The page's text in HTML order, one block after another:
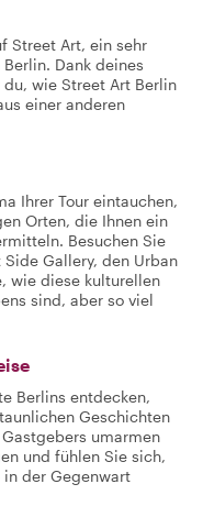
Street Art, ein sehr
Dank deines
wie Street Art Berlin
einer anderen
Ihrer Tour eintauchen,
Orten, die Ihnen ein
Besuchen Sie
Gallery, den Urban
wie diese kulturellen
sind, aber so viel
Berlins entdecken,
Geschichten
umarmen
und fühlen Sie sich,
der Gegenwart